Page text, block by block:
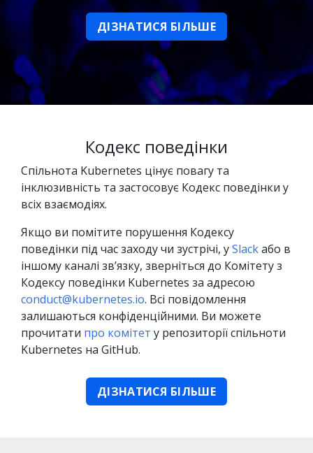
ДІЗНАТИСЯ БІЛЬШЕ
Кодекс поведінки
Спільнота Kubernetes цінує повагу та
інклюзивність та застосовує Кодекс поведінки у
всіх взаємодіях.
Якщо ви помітите порушення Кодексу
поведінки під час заходу чи зустрічі, уSlackабо в
іншому каналі звʼязку, зверніться до Комітету з
Кодексу поведінки Kubernetes за адресою
conduct@kubernetes.io. Всі повідомлення
залишаються конфіденційними. Ви можете
прочитати про комітет у репозиторії спільноти
Kubernetes на GitHub.
ДІЗНАТИСЯ БІЛЬШЕ